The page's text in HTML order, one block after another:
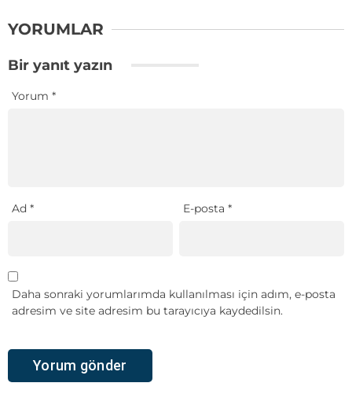
YORUMLAR
Bir yanıt yazın
Yorum *
Ad * E-posta*
Daha sonraki yorumlarımda kullanılması için adım, e-posta
adresim ve site adresim bu tarayıcıya kaydedilsin.